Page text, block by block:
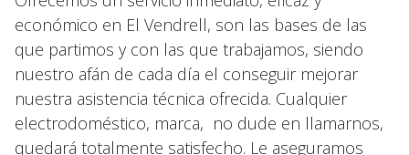
económico en El Vendrell, son las bases de las
que partimos y con las que trabajamos, siendo
nuestro afán de cada día el conseguir mejorar
nuestra asistencia técnica ofrecida. Cualquier
electrodoméstico, marca, no dude en llamarnos,
quedará totalmente satisfecho. Le aseguramos